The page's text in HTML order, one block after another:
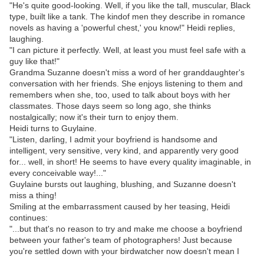
"He's quite good-looking. Well, if you like the tall, muscular, Black
type, built like a tank. The kindof men they describe in romance
novels as having a 'powerful chest,' you know!" Heidi replies,
laughing.
"I can picture it perfectly. Well, at least you must feel safe with a
guy like that!"
Grandma Suzanne doesn't miss a word of her granddaughter's
conversation with her friends. She enjoys listening to them and
remembers when she, too, used to talk about boys with her
classmates. Those days seem so long ago, she thinks
nostalgically; now it's their turn to enjoy them.
Heidi turns to Guylaine.
"Listen, darling, I admit your boyfriend is handsome and
intelligent, very sensitive, very kind, and apparently very good
for... well, in short! He seems to have every quality imaginable, in
every conceivable way!..."
Guylaine bursts out laughing, blushing, and Suzanne doesn't
miss a thing!
Smiling at the embarrassment caused by her teasing, Heidi
continues:
"...but that's no reason to try and make me choose a boyfriend
between your father's team of photographers! Just because
you're settled down with your birdwatcher now doesn't mean I